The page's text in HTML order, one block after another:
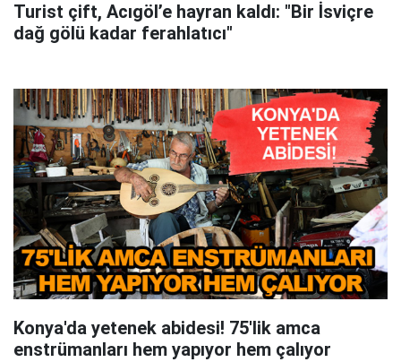
Turist çift, Acıgöl’e hayran kaldı: "Bir İsviçre
dağ gölü kadar ferahlatıcı"
Konya'da yetenek abidesi! 75'lik amca
enstrümanları hem yapıyor hem çalıyor